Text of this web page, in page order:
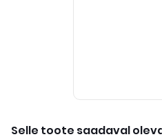
Selle toote saadaval